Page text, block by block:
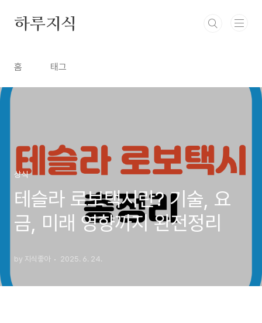
하루지식
홈 태그
상식
테슬라 로보택시란? 기술, 요
금, 미래 영향까지 완전정리
by 지식좋아 2025. 6. 24.